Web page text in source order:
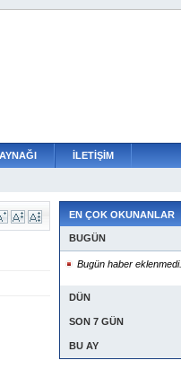
İLETİŞİM
EN ÇOK OKUNANLAR
BUGÜN
Bugün haber eklenmedi.
DÜN
SON 7 GÜN
BU AY